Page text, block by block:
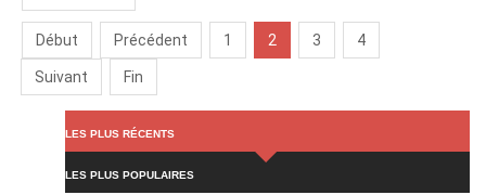
Début Précédent 1 2 3 4
Suivant Fin
LES PLUS RÉCENTS
LES PLUS POPULAIRES